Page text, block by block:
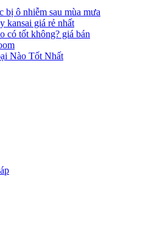
ô nhiễm sau mùa mưa
kansai giá rẻ nhất
có tốt không? giá bán
Nào Tốt Nhất